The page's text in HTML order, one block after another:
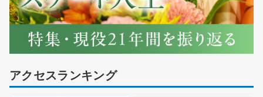
アクセスランキング